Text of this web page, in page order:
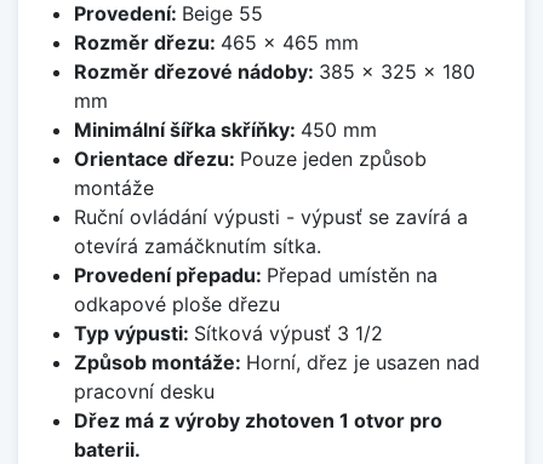
Provedení: Beige 55
Rozměr dřezu: 465 x 465 mm
Rozměr dřezové nádoby: 385 x 325 x 180
mm
Minimální šířka skříňky: 450 mm
Orientace dřezu: Pouze jeden způsob
montáže
Ruční ovládání výpusti - výpusť se zavírá a
otevírá zamáčknutím sítka.
Provedení přepadu: Přepad umístěn na
odkapové ploše dřezu
Typ výpusti: Sítková výpusť 3 1/2
Způsob montáže: Horní, dřez je usazen nad
pracovní desku
Dřez má z výroby zhotoven 1 otvor pro
baterii.